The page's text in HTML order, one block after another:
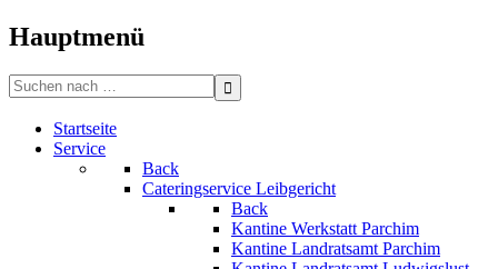
beachten
Sie:
Website
Barrierefreiheitssystem.
Hauptmenü
Search
for:
Startseite
Service
Back
Cateringservice Leibgericht
Back
Kantine Werkstatt Parchim
Kantine Landratsamt Parchim